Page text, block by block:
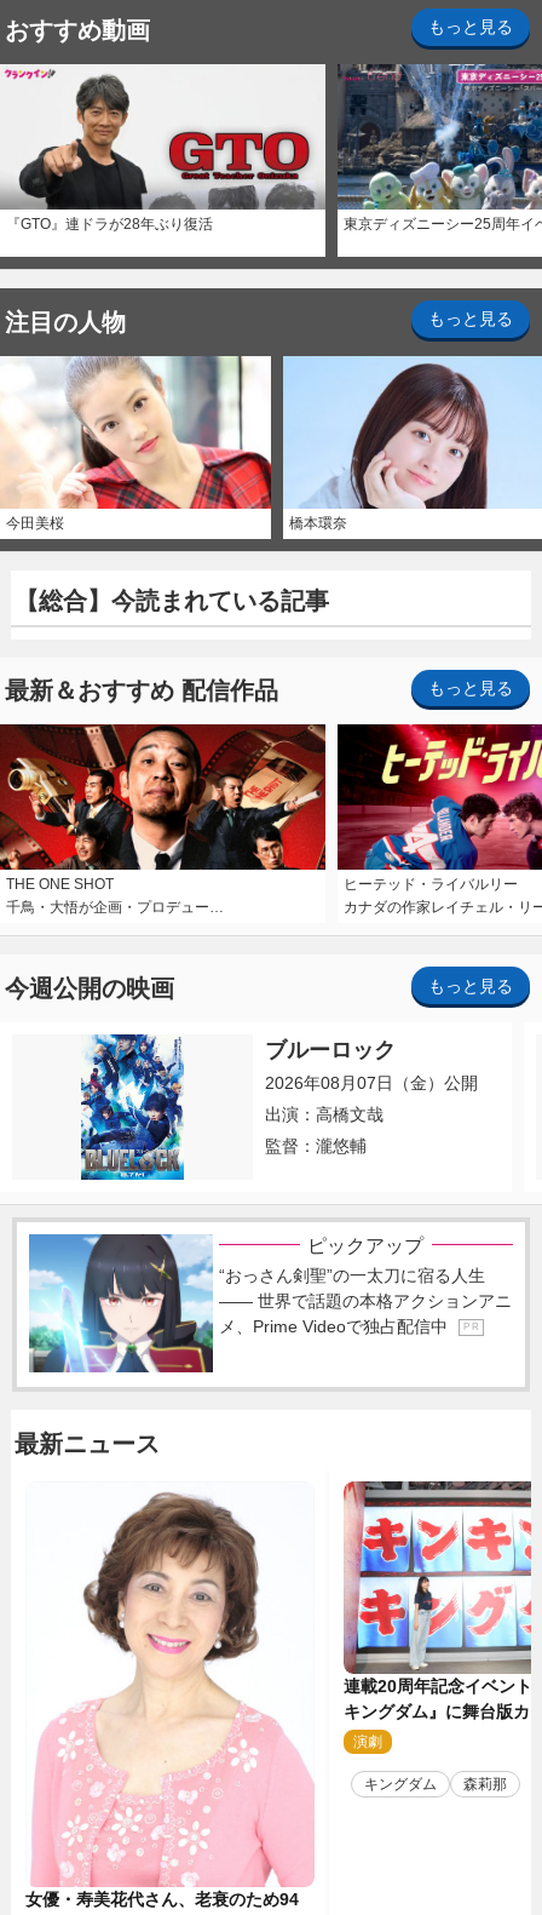
おすすめ動画 もっと見る
『GTO』連ドラが28年ぶり復活 東京ディズニーシー25周年イ
注目の人物 もっと見る
今田美桜 橋本環奈
【総合】今読まれている記事
最新＆おすすめ 配信作品 もっと見る
THE ONE SHOT
千鳥・大悟が企画・プロデュー…
ヒーテッド・ライバルリー
カナダの作家レイチェル・リ
今週公開の映画 もっと見る
ブルーロック
2026年08月07日（金）公開
出演：高橋文哉
監督：瀧悠輔
ピックアップ
“おっさん剣聖”の一太刀に宿る人生
―― 世界で話題の本格アクションアニ
メ、Prime Videoで独占配信中
P R
最新ニュース
女優・寿美花代さん、老衰のため94
連載20周年記念イベント
キングダム』に舞台版カ
那が潜入！【密着レポー
演劇
キングダム 森莉那